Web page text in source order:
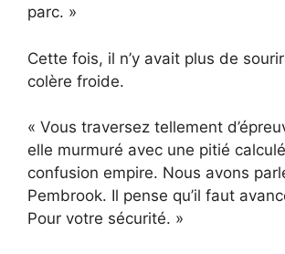
parc. »
Cette fois, il n’y avait plus de
colère froide.
« Vous traversez tellement
elle murmuré avec une pitié
confusion empire. Nous avons
Pembrook. Il pense qu’il faut
Pour votre sécurité. »